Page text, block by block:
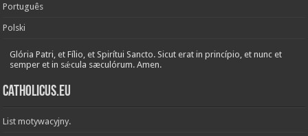
Português
Polski
Glória Patri, et Fílio, et Spirítui Sancto. Sicut erat in princípio, et nunc et
semper et in sǽcula sæculórum. Amen.
Catholicus.eu
List motywacyjny.